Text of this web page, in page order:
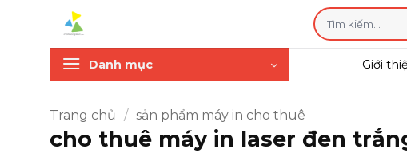
Tìm
kiếm:
Danh mục Giới
Trang chủ / sản phẩm máy in cho thuê
cho thuê máy in laser đen